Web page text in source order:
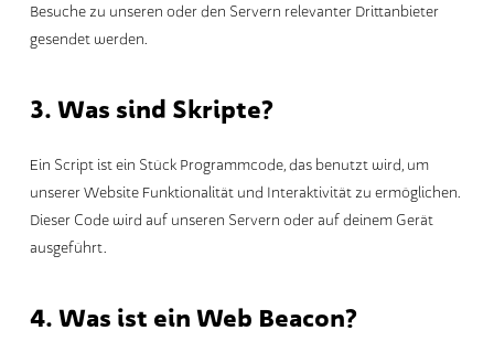
Besuche zu unseren oder den Servern relevanter Drittanbieter
gesendet werden.
3. Was sind Skripte?
Ein Script ist ein Stück Programmcode, das benutzt wird, um
unserer Website Funktionalität und Interaktivität zu ermöglichen.
Dieser Code wird auf unseren Servern oder auf deinem Gerät
ausgeführt.
4. Was ist ein Web Beacon?